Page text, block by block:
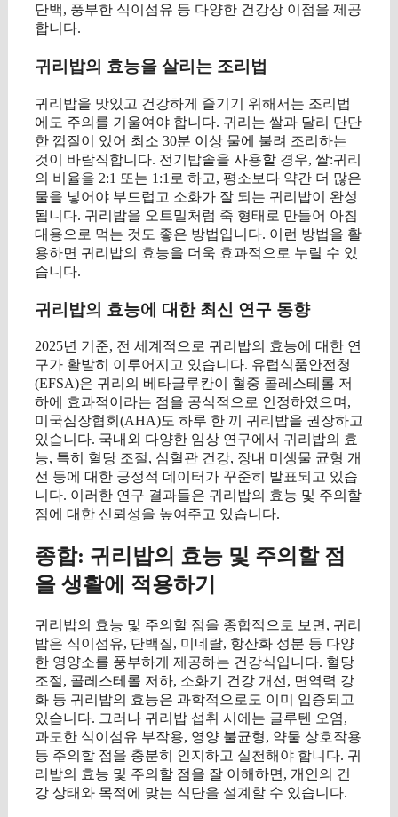
단백, 풍부한 식이섬유 등 다양한 건강상 이점을 제공
합니다.
귀리밥의 효능을 살리는 조리법
귀리밥을 맛있고 건강하게 즐기기 위해서는 조리법
에도 주의를 기울여야 합니다. 귀리는 쌀과 달리 단단
한 껍질이 있어 최소 30분 이상 물에 불려 조리하는
것이 바람직합니다. 전기밥솥을 사용할 경우, 쌀:귀리
의 비율을 2:1 또는 1:1로 하고, 평소보다 약간 더 많은
물을 넣어야 부드럽고 소화가 잘 되는 귀리밥이 완성
됩니다. 귀리밥을 오트밀처럼 죽 형태로 만들어 아침
대용으로 먹는 것도 좋은 방법입니다. 이런 방법을 활
용하면 귀리밥의 효능을 더욱 효과적으로 누릴 수 있
습니다.
귀리밥의 효능에 대한 최신 연구 동향
2025년 기준, 전 세계적으로 귀리밥의 효능에 대한 연
구가 활발히 이루어지고 있습니다. 유럽식품안전청
(EFSA)은 귀리의 베타글루칸이 혈중 콜레스테롤 저
하에 효과적이라는 점을 공식적으로 인정하였으며,
미국심장협회(AHA)도 하루 한 끼 귀리밥을 권장하고
있습니다. 국내외 다양한 임상 연구에서 귀리밥의 효
능, 특히 혈당 조절, 심혈관 건강, 장내 미생물 균형 개
선 등에 대한 긍정적 데이터가 꾸준히 발표되고 있습
니다. 이러한 연구 결과들은 귀리밥의 효능 및 주의할
점에 대한 신뢰성을 높여주고 있습니다.
종합: 귀리밥의 효능 및 주의할 점
을 생활에 적용하기
귀리밥의 효능 및 주의할 점을 종합적으로 보면, 귀리
밥은 식이섬유, 단백질, 미네랄, 항산화 성분 등 다양
한 영양소를 풍부하게 제공하는 건강식입니다. 혈당
조절, 콜레스테롤 저하, 소화기 건강 개선, 면역력 강
화 등 귀리밥의 효능은 과학적으로도 이미 입증되고
있습니다. 그러나 귀리밥 섭취 시에는 글루텐 오염,
과도한 식이섬유 부작용, 영양 불균형, 약물 상호작용
등 주의할 점을 충분히 인지하고 실천해야 합니다. 귀
리밥의 효능 및 주의할 점을 잘 이해하면, 개인의 건
강 상태와 목적에 맞는 식단을 설계할 수 있습니다.